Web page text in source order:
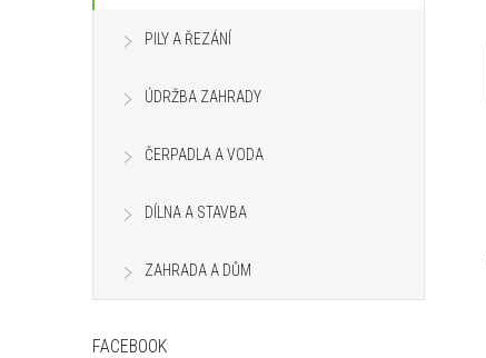
PILY A ŘEZÁNÍ
ÚDRŽBA ZAHRADY
ČERPADLA A VODA
DÍLNA A STAVBA
ZAHRADA A DŮM
FACEBOOK